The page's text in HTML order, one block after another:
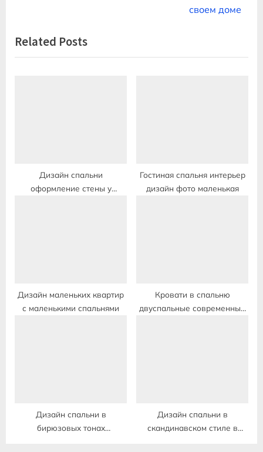
o
u
t
P
своем доме
Related Posts
Дизайн спальни
оформление стены у
Гостиная спальня интерьер
дизайн фото маленькая
Дизайн маленьких квартир
с маленькими спальнями
Кровати в спальню
двуспальные современные
Дизайн спальни в
бирюзовых тонах
Дизайн спальни в
скандинавском стиле в